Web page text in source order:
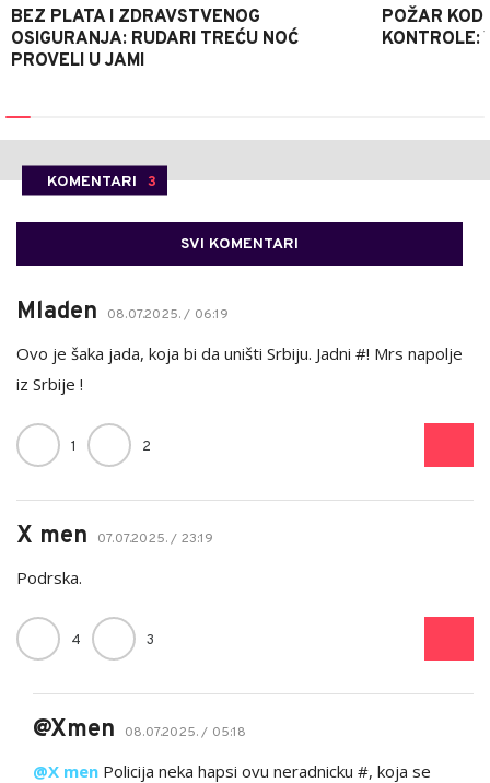
BEZ PLATA I ZDRAVSTVENOG
OSIGURANJA: RUDARI TREĆU NOĆ
PROVELI U JAMI
POŽAR KOD
KONTROLE:
KOMENTARI 3
SVI KOMENTARI
Mladen 08.07.2025. / 06:19
Ovo je šaka jada, koja bi da uništi Srbiju. Jadni #! Mrs napolje
iz Srbije !
1 2
X men 07.07.2025. / 23:19
Podrska.
4 3
@Xmen 08.07.2025. / 05:18
@X men Policija neka hapsi ovu neradnicku #, koja se